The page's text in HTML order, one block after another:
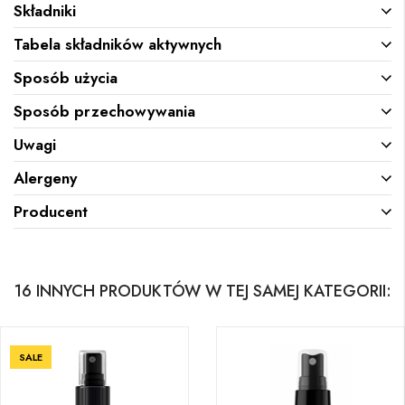
Składniki
Tabela składników aktywnych
Sposób użycia
Sposób przechowywania
Uwagi
Alergeny
Producent
16 INNYCH PRODUKTÓW W TEJ SAMEJ KATEGORII:
SALE